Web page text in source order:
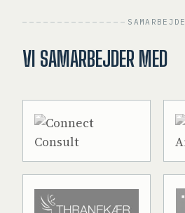
SAMARBEJDE
VI SAMARBEJDER MED